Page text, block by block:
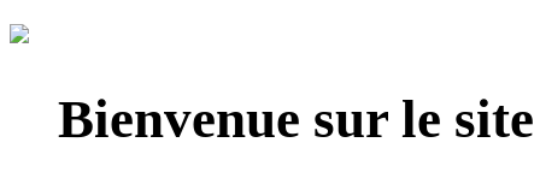
Bienvenue sur le